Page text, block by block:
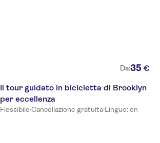
Da:35 €
Il tour guidato in bicicletta di Brooklyn
per eccellenza
Flessibile·Cancellazione gratuita·Lingue: en